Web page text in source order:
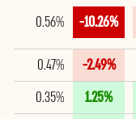
-10.26%
0.56%
-2.49%
0.47%
1.25%
0.35%